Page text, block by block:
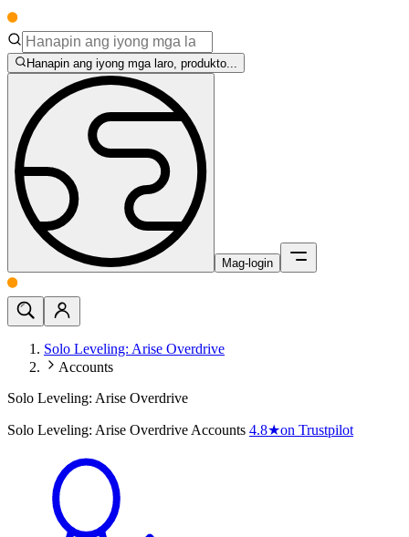
Hanapin ang iyong mga laro, produkto...
Mag-login
Solo Leveling: Arise Overdrive
Accounts
Solo Leveling: Arise Overdrive
Solo Leveling: Arise Overdrive Accounts 4.8★on Trustpilot